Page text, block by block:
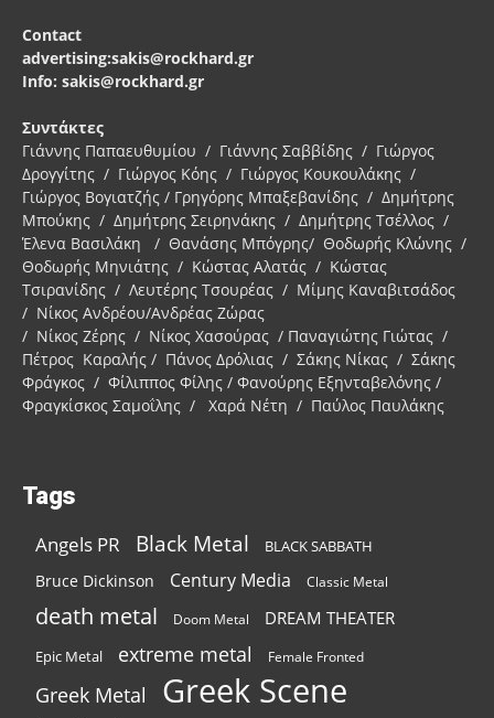
Contact
advertising:sakis@rockhard.gr
Info: sakis@rockhard.gr
Συντάκτες
Γιάννης Παπαευθυμίου / Γιάννης Σαββίδης / Γιώργος
Δρογγίτης / Γιώργος Κόης / Γιώργος Κουκουλάκης /
Γιώργος Βογιατζής / Γρηγόρης Μπαξεβανίδης / Δημήτρης
Μπούκης / Δημήτρης Σειρηνάκης / Δημήτρης Τσέλλος /
Έλενα Βασιλάκη / Θανάσης Μπόγρης/ Θοδωρής Κλώνης /
Θοδωρής Μηνιάτης / Κώστας Αλατάς / Κώστας
Τσιρανίδης / Λευτέρης Τσουρέας / Μίμης Καναβιτσάδος
/ Νίκος Ανδρέου/Ανδρέας Ζώρας
/ Νίκος Ζέρης / Νίκος Χασούρας / Παναγιώτης Γιώτας /
Πέτρος Καραλής / Πάνος Δρόλιας / Σάκης Νίκας / Σάκης
Φράγκος / Φίλιππος Φίλης / Φανούρης Εξηνταβελόνης /
Φραγκίσκος Σαμοΐλης / Χαρά Νέτη / Παύλος Παυλάκης
Tags
Angels PR Black Metal BLACK SABBATH
Bruce Dickinson Century Media Classic Metal
death metal Doom Metal DREAM THEATER
Epic Metal extreme metal Female Fronted
Greek Metal Greek Scene